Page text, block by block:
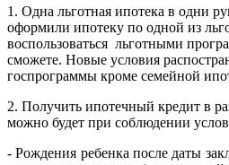
1. Одна льготная ипотека в одни
оформили ипотеку по одной из
воспользоваться льготными
сможете. Новые условия
госпрограммы кроме семейной
2. Получить ипотечный кредит в
можно будет при соблюдении
- Рождения ребенка после даты